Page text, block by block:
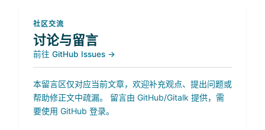
社区交流
讨论与留言
前往 GitHub Issues →
本留言区仅对应当前文章，欢迎补充观点、提出问题或
帮助修正文中疏漏。 留言由 GitHub/Gitalk 提供，需
要使用 GitHub 登录。